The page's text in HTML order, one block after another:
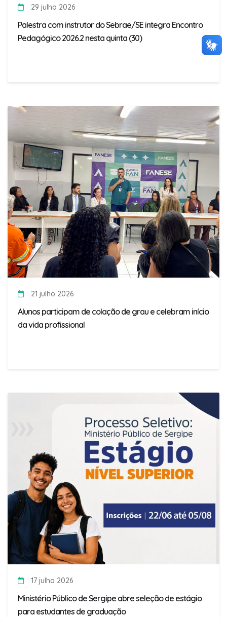
29 julho 2026
Palestra com instrutor do Sebrae/SE integra Encontro
Pedagógico 2026.2 nesta quinta (30)
21 julho 2026
Alunos participam de colação de grau e celebram início
da vida profissional
17 julho 2026
Ministério Público de Sergipe abre seleção de estágio
para estudantes de graduação